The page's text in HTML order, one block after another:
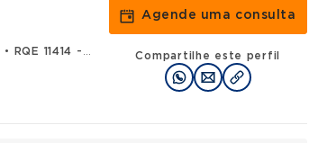
•
RQE 11414 - Clínica médica
Agende uma consulta
Compartilhe este perfil